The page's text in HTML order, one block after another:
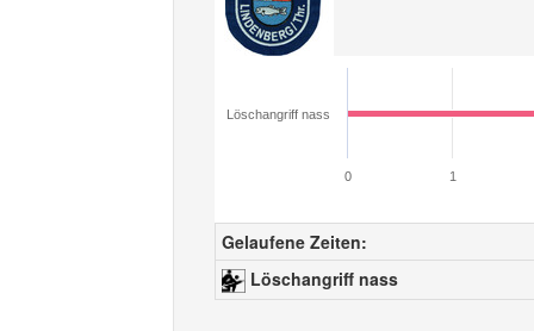
Löschangriff nass
0 1
Gelaufene Zeiten:
Löschangriff nass